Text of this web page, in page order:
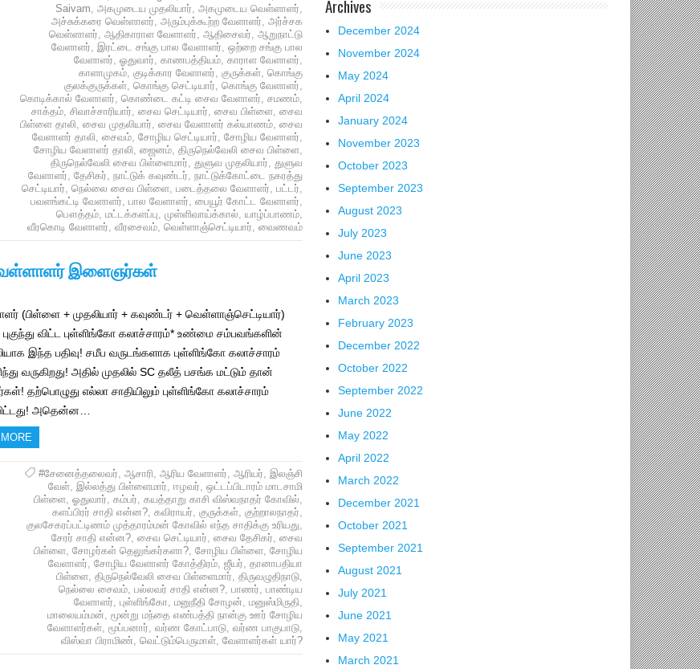
Saivam, அகமுடைய முதலியார், அகமுடைய வெள்ளாளர்,
அச்சுக்கரை வெள்ளாளர், அரும்புக்கூற்ற வேளாளர், அர்ச்சக
வெள்ளாளர், ஆதிகாராள வேளாளர், ஆதிசைவர், ஆறுநாட்டு
வேளாளர், இரட்டை சங்கு பால வேளாளர், ஒற்றை சங்கு பால
வேளாளர், ஓதுவார், காணபத்தியம், காராள வேளாளர்,
காளாமுகம், குடிக்கார வேளாளர், குருக்கள், கொங்கு
குலக்குருக்கள், கொங்கு செட்டியார், கொங்கு வேளாளர்,
கொடிக்கால் வேளாளர், கொண்டை கட்டி சைவ வேளாளர், சமணம்,
சாக்தம், சிவாச்சாரியார், சைவ செட்டியார், சைவ பிள்ளை, சைவ
பிள்ளை தாலி, சைவ முதலியார், சைவ வேளாளர் கல்யாணம், சைவ
வேளாளர் தாலி, சைவம், சோழிய செட்டியார், சோழிய வேளாளர்,
சோழிய வேளாளர் தாலி, ஜைனம், திருநெல்வேலி சைவ பிள்ளை,
திருநெல்வேலி சைவ பிள்ளைமார், துளுவ முதலியார், துளுவ
வேளாளர், தேசிகர், நாட்டுக் கவுண்டர், நாட்டுக்கோட்டை நகரத்து
செட்டியார், நெல்லை சைவ பிள்ளை, படைத்தலை வேளாளர், பட்டர்,
பவளங்கட்டி வேளாளர், பால வேளாளர், பையூர் கோட்ட வேளாளர்,
பௌத்தம், மட்டக்களப்பு, முள்ளிவாய்க்கால், யாழ்ப்பாணம்,
வீரகொடி வேளாளர், வீரசைவம், வெள்ளாஞ்செட்டியார், வைணவம்
வெள்ளாளர் இளைஞர்கள்
(பிள்ளை + முதலியார் + கவுண்டர் + வெள்ளாஞ்செட்டியார்)
புகுந்து விட்ட புள்ளிங்கோ கலாச்சாரம்* உண்மை சம்பவங்களின்
இந்த பதிவு! சமீப வருடங்களாக புள்ளிங்கோ கலாச்சாரம்
வருகிறது! அதில் முதலில் SC தலீத் பசங்க மட்டும் தான்
தற்பொழுது எல்லா சாதியிலும் புள்ளிங்கோ கலாச்சாரம்
அதென்ன…
#சேனைத்தலைவர், ஆசாரி, ஆரிய வேளாளர், ஆரியர், இலஞ்சி
வேள், இல்லத்து பிள்ளைமார், ஈழவர், ஒட்டப்பிடாரம் மாடசாமி
பிள்ளை, ஓதுவார், கம்பர், கயத்தாறு காசி விஸ்வநாதர் கோவில்,
களப்பிரர் சாதி என்ன?, கவிராயர், குருக்கள், குற்றாலநாதர்,
குலசேகரப்பட்டிணம் முத்தாரம்மன் கோவில் எந்த சாதிக்கு உரியது,
சேரர் சாதி என்ன?, சைவ செட்டியார், சைவ தேசிகர், சைவ
பிள்ளை, சோழர்கள் தெலுங்கர்களா?, சோழிய பிள்ளை, சோழிய
வேளாளர், சோழிய வேளாளர் கோத்திரம், ஜீயர், தானாபதியா
பிள்ளை, திருநெல்வேலி சைவ பிள்ளைமார், திருவழுதிநாடு,
நெல்லை சைவம், பல்லவர் சாதி என்ன?, பாணர், பாண்டிய
வேளாளர், புள்ளிங்கோ, மனுநீதி சோழன், மனுஸ்மிருதி,
மாலையம்மன், மூன்று மந்தை எண்பத்தி நான்கு ஊர் சோழிய
வேளாளர்கள், மூப்பனார், வர்ண கோட்பாடு, வர்ண பாகுபாடு,
விஸ்வா பிராமிண், வெட்டும்பெருமாள், வேளாளர்கள் யார்?
Archives
December 2024
November 2024
May 2024
April 2024
January 2024
November 2023
October 2023
September 2023
August 2023
July 2023
June 2023
April 2023
March 2023
February 2023
December 2022
October 2022
September 2022
June 2022
May 2022
April 2022
March 2022
December 2021
October 2021
September 2021
August 2021
July 2021
June 2021
May 2021
March 2021